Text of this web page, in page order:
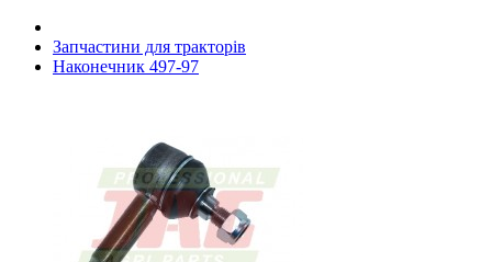
Запчастини для тракторів
Наконечник 497-97